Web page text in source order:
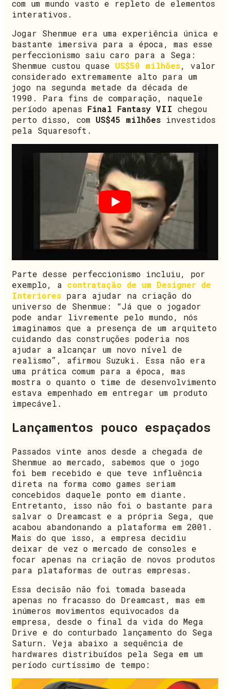
com um mundo vasto e repleto de elementos
interativos.
Jogar Shenmue era uma experiência única e
bastante imersiva para a época, mas esse
perfeccionismo saiu caro para a Sega:
Shenmue custou quase US$50 milhões, valor
considerado extremamente alto para um
jogo na segunda metade da década de
1990. Para fins de comparação, naquele
período apenas Final Fantasy VII chegou
perto disso, com US$45 milhões investidos
pela Squaresoft.
Parte desse perfeccionismo incluiu, por
exemplo, a contratação de um Designer de
Interiores para ajudar na criação do
universo de Shenmue: “Já que o jogador
pode andar livremente pelo mundo, nós
imaginamos que a presença de um arquiteto
cuidando das construções poderia nos
ajudar a alcançar um novo nível de
realismo”, afirmou Suzuki. Essa não era
uma prática comum para a época, mas
mostra o quanto o time de desenvolvimento
estava empenhado em entregar um produto
impecável.
Lançamentos pouco espaçados
Passados vinte anos desde a chegada de
Shenmue ao mercado, sabemos que o jogo
foi bem recebido e que teve influência
direta na forma como games seriam
concebidos daquele ponto em diante.
Entretanto, isso não foi o bastante para
salvar o Dreamcast e a própria Sega, que
acabou abandonando a plataforma em 2001.
Mais do que isso, a empresa decidiu
deixar de vez o mercado de consoles e
focar apenas na criação de novos produtos
para plataformas de outras empresas.
Essa decisão não foi tomada baseada
apenas no fracasso do Dreamcast, mas em
inúmeros movimentos equivocados da
empresa, desde o final da vida do Mega
Drive e do conturbado lançamento do Sega
Saturn. Veja abaixo a sequência de
hardwares distribuídos pela Sega em um
período curtíssimo de tempo: